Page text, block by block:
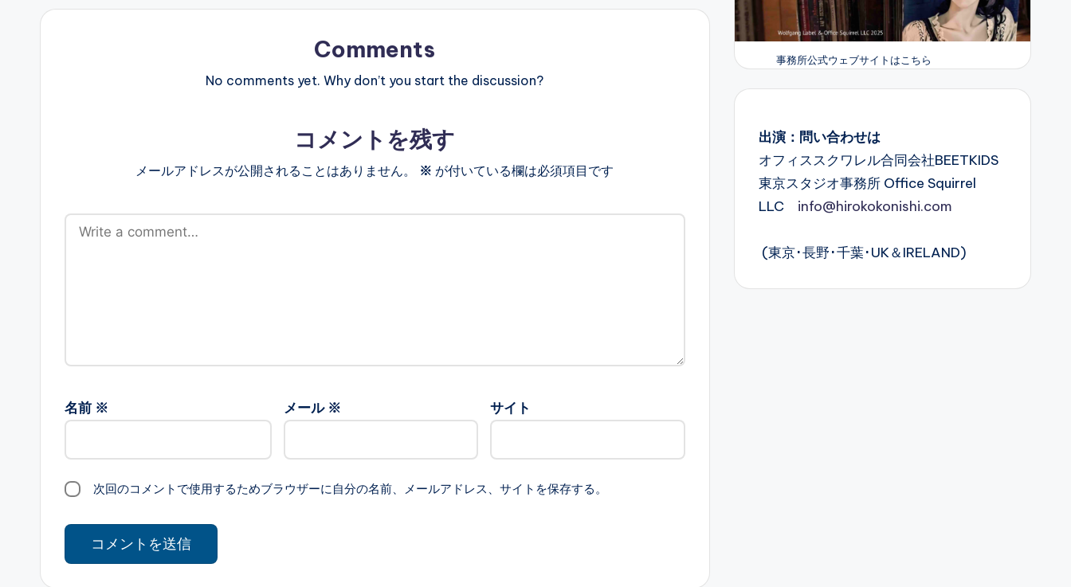
Comments
No comments yet. Why don’t you start the discussion?
コメントを残す
メールアドレスが公開されることはありません。 ※ が付いている欄は必須項目です
名前 ※ メール ※ サイト
次回のコメントで使用するためブラウザーに自分の名前、メールアドレス、サイトを保存する。
事務所公式ウェブサイトはこちら
出演：問い合わせは
オフィススクワレル合同会社BEETKIDS
東京スタジオ事務所 Office Squirrel
LLC info@hirokokonishi.com
(東京･長野･千葉･UK＆IRELAND)